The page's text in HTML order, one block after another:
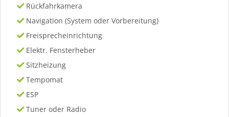
Rückfahrkamera
Navigation (System oder Vorbereitung)
Freisprecheinrichtung
Elektr. Fensterheber
Sitzheizung
Tempomat
ESP
Tuner oder Radio